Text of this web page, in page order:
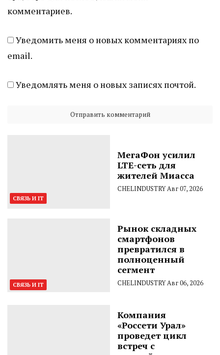
комментариев.
Уведомить меня о новых комментариях по
email.
Уведомлять меня о новых записях почтой.
СВЯЗЬ И IT
МегаФон усилил
LTE-сеть для
жителей Миасса
CHELINDUSTRYАвг 07, 2026
СВЯЗЬ И IT
Рынок складных
смартфонов
превратился в
полноценный
сегмент
CHELINDUSTRYАвг 06, 2026
Компания
«Россети Урал»
проведет цикл
встреч с